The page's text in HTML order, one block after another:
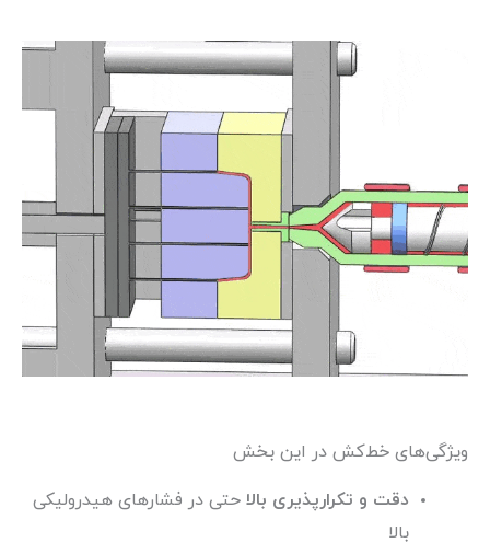
ویژگی‌های خط‌کش در این بخش
دقت و تکرارپذیری بالا حتی در فشارهای هیدرولیکی
بالا